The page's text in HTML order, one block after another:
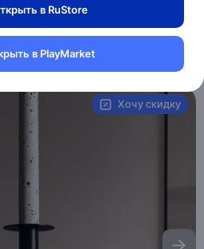
в RuStore
в PlayMarket
Хочу скидку